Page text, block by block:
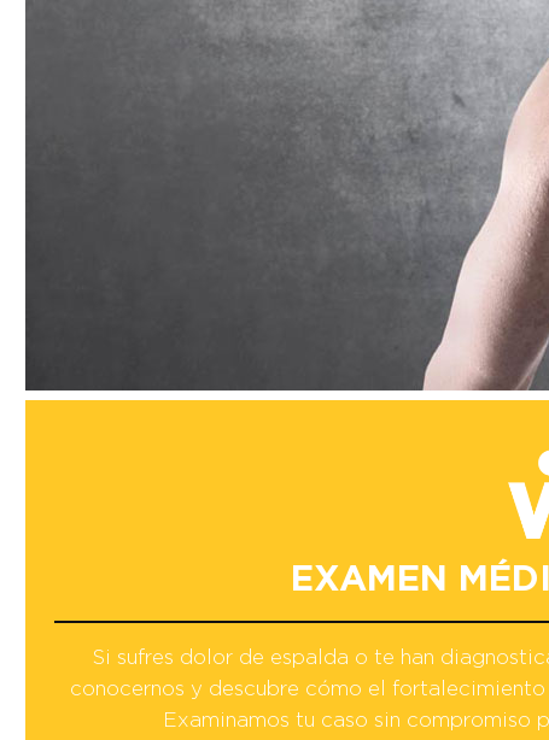
EXAMEN
Si sufres dolor de espalda o te han
conocernos y descubre cómo el
Examinamos tu caso sin compromiso